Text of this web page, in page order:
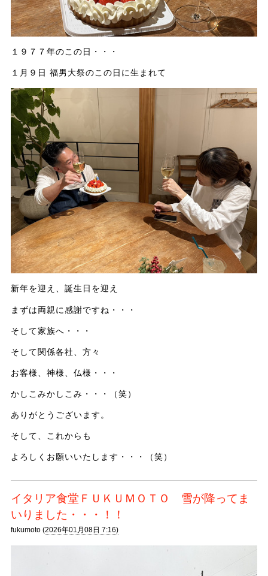
１９７７年のこの日・・・
１月９日 福男大祭のこの日に生まれて
新年を迎え、誕生日を迎え
まずは両親に感謝ですね・・・
そして家族へ・・・
そして関係各社、方々
お客様、神様、仏様・・・
かしこみかしこみ・・・（笑）
ありがとうございます。
そして、これからも
よろしくお願いいたします・・・（笑）
イタリア食堂ＦＵＫＵＭＯＴＯ 雪が降ってま
いりました・・・！！
fukumoto (2026年01月08日 7:16)